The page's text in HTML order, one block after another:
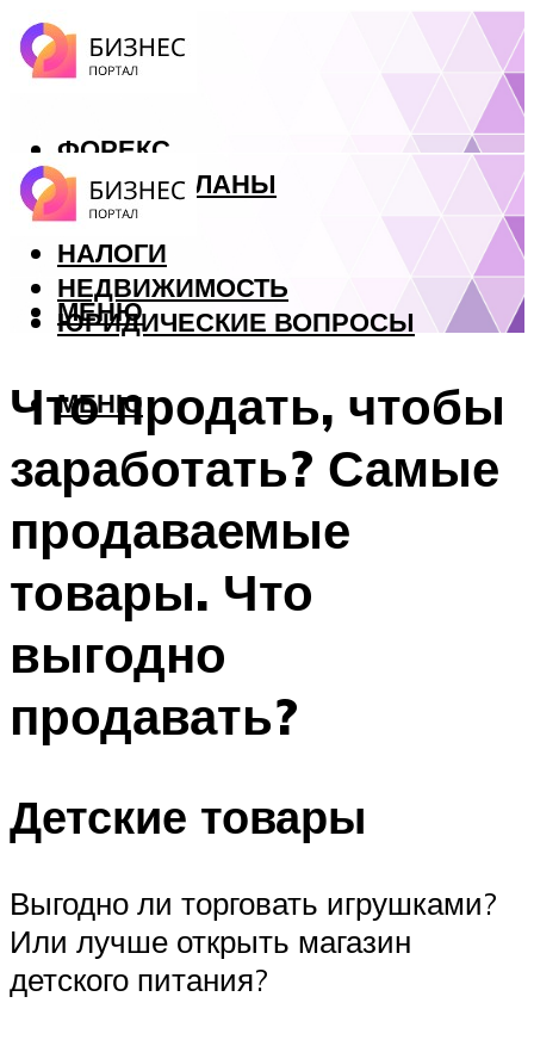
ФОРЕКС
БИЗНЕС ПЛАНЫ
КРЕДИТЫ
НАЛОГИ
НЕДВИЖИМОСТЬ
ЮРИДИЧЕСКИЕ ВОПРОСЫ
МЕНЮ
МЕНЮ
Что продать, чтобы
заработать? Самые
продаваемые
товары. Что
выгодно
продавать?
Детские товары
Выгодно ли торговать игрушками?
Или лучше открыть магазин
детского питания?